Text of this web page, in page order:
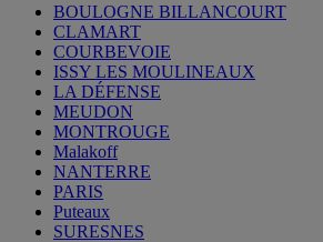
BOULOGNE BILLANCOURT
CLAMART
COURBEVOIE
ISSY LES MOULINEAUX
LA DÉFENSE
MEUDON
MONTROUGE
Malakoff
NANTERRE
PARIS
Puteaux
SURESNES